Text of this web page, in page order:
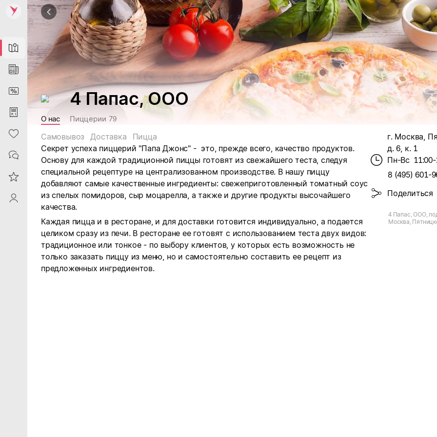
Map
News
DiscountCard
Purchases
Heart
Contacts
Reviews
ProfileSaby
4 Папас, ООО
О нас Пиццерии 79
Самовывоз Доставка
Пицца
Секрет успеха пиццерий "Папа Джонс" - это, прежде всего, качество продуктов.
Основу для каждой традиционной пиццы готовят из свежайшего теста, следуя
специальной рецептуре на централизованном производстве. В нашу пиццу
добавляют самые качественные ингредиенты: свежеприготовленный томатный соус
из спелых помидоров, сыр моцарелла, а также и другие продукты высочайшего
качества.
Каждая пицца и в ресторане, и для доставки готовится индивидуально, а подается
целиком сразу из печи. В ресторане ее готовят с использованием теста двух видов:
традиционное или тонкое - по выбору клиентов, у которых есть возможность не
только заказать пиццу из меню, но и самостоятельно составить ее рецепт из
предложенных ингредиентов.
г. Москва,
д. 6, к. 1
Пн-Вс
8 (495) 601-
Поделиться
4 Папас, ООО,
Москва,